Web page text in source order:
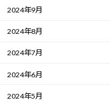
2024年9月
2024年8月
2024年7月
2024年6月
2024年5月